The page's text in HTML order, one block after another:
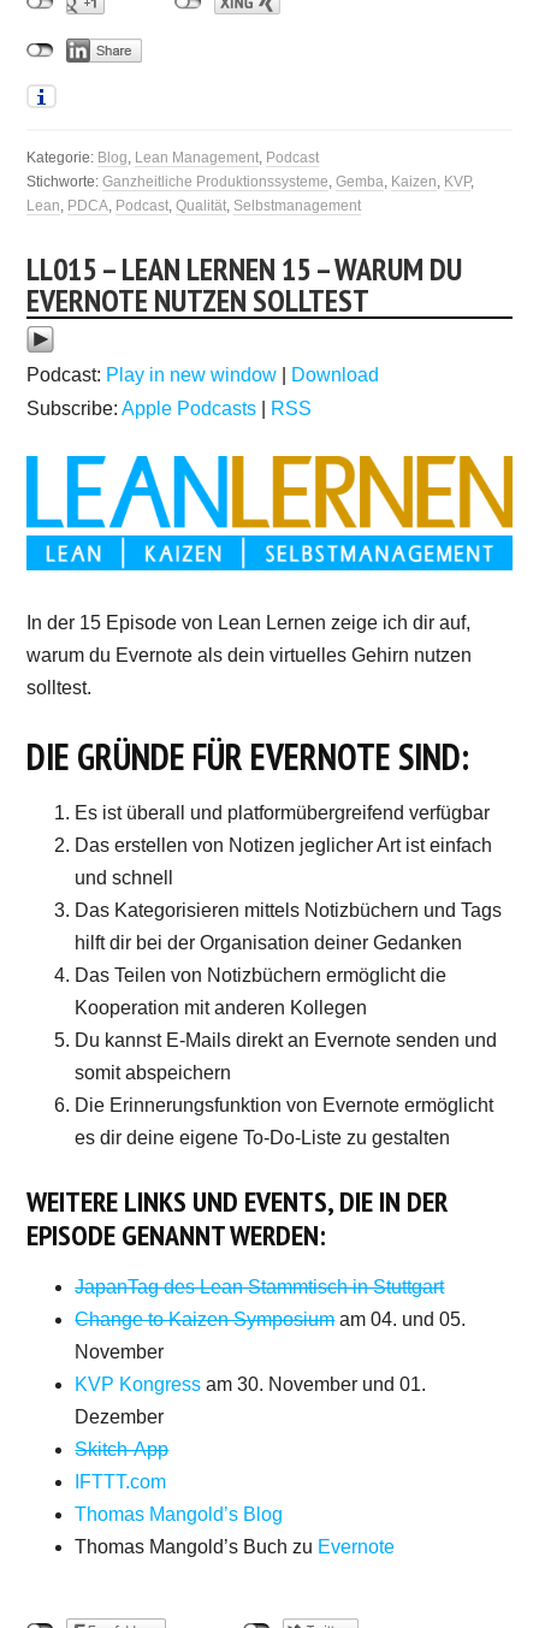
Kategorie: Blog, Lean Management, Podcast
Stichworte:Ganzheitliche Produktionssysteme,Gemba, Kaizen, KVP,
Lean, PDCA, Podcast,Qualität, Selbstmanagement
LL015 – LEAN LERNEN 15 – WARUM DU
EVERNOTE NUTZEN SOLLTEST
Podcast: Play in new window
Download
Subscribe:Apple Podcasts RSS
In der 15 Episode von Lean Lernen zeige ich dir auf,
warum du Evernote als dein virtuelles Gehirn nutzen
solltest.
DIE GRÜNDE FÜR EVERNOTE SIND:
Es ist überall und platformübergreifend verfügbar
Das erstellen von Notizen jeglicher Art ist einfach
und schnell
Das Kategorisieren mittels Notizbüchern und Tags
hilft dir bei der Organisation deiner Gedanken
Das Teilen von Notizbüchern ermöglicht die
Kooperation mit anderen Kollegen
Du kannst E-Mails direkt an Evernote senden und
somit abspeichern
Die Erinnerungsfunktion von Evernote ermöglicht
es dir deine eigene To-Do-Liste zu gestalten
WEITERE LINKS UND EVENTS, DIE IN DER
EPISODE GENANNT WERDEN:
JapanTag des Lean Stammtisch in Stuttgart
Change to Kaizen Symposiumam 04. und 05.
November
KVP Kongress am 30. November und 01.
Dezember
Skitch-App
IFTTT.com
Thomas Mangold’s Blog
Thomas Mangold’s Buch zu Evernote